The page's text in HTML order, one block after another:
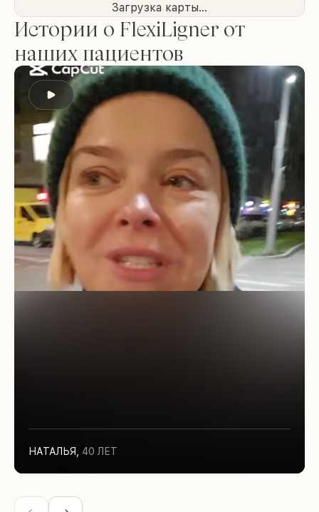
Загрузка карты...
Истории о FlexiLigner от
наших пациентов
НАТАЛЬЯ 40 ЛЕТ